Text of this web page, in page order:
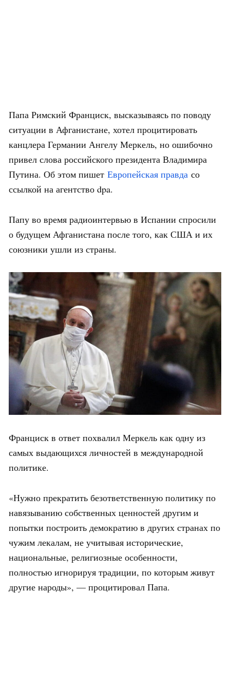
Папа Римский Франциск, высказываясь по поводу
ситуации в Афганистане, хотел процитировать
канцлера Германии Ангелу Меркель, но ошибочно
привел слова российского президента Владимира
Путина. Об этом пишет Европейская правда со
ссылкой на агентство dpa.
Папу во время радиоинтервью в Испании спросили
о будущем Афганистана после того, как США и их
союзники ушли из страны.
Франциск в ответ похвалил Меркель как одну из
самых выдающихся личностей в международной
политике.
«Нужно прекратить безответственную политику по
навязыванию собственных ценностей другим и
попытки построить демократию в других странах по
чужим лекалам, не учитывая исторические,
национальные, религиозные особенности,
полностью игнорируя традиции, по которым живут
другие народы», — процитировал Папа.